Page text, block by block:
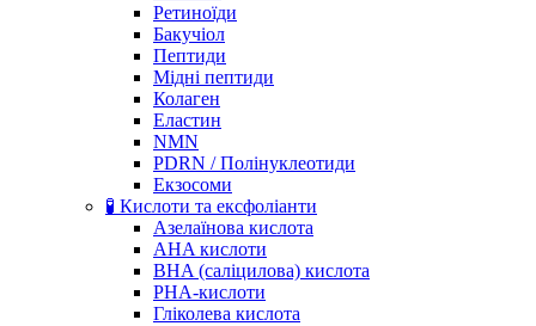
Ретиноїди
Бакучіол
Пептиди
Мідні пептиди
Колаген
Еластин
NMN
PDRN / Полінуклеотиди
Екзосоми
🧪 Кислоти та ексфоліанти
Азелаїнова кислота
AHA кислоти
BHA (саліцилова) кислота
PHA-кислоти
Гліколева кислота